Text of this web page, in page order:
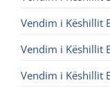
Vendim i Këshillit
Vendim i Këshillit
Vendim i Këshillit